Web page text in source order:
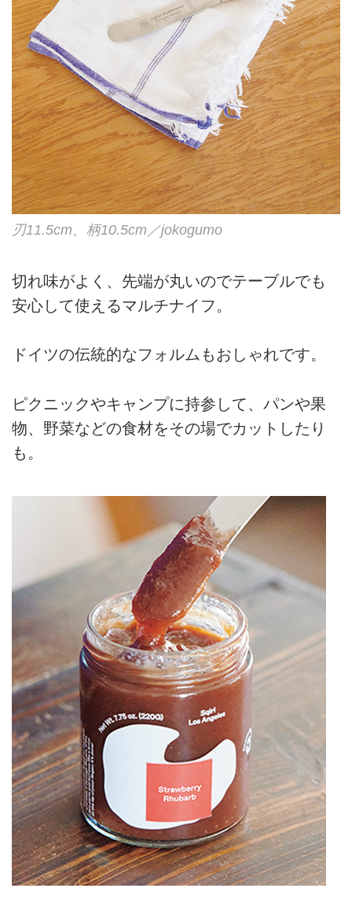
刃11.5cm、柄10.5cm／jokogumo
切れ味がよく、先端が丸いのでテーブルでも
安心して使えるマルチナイフ。
ドイツの伝統的なフォルムもおしゃれです。
ピクニックやキャンプに持参して、パンや果
物、野菜などの食材をその場でカットしたり
も。